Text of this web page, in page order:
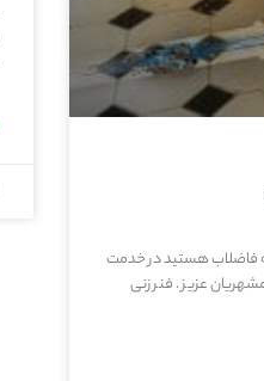
فاضلاب هستید در خدمت
عزیز . فنر زنی